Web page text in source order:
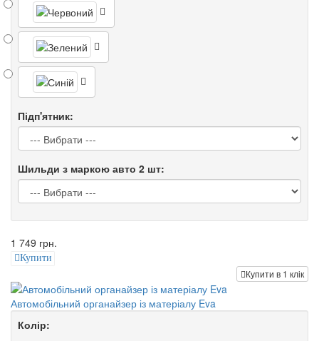
Підп'ятник:
Шильди з маркою авто 2 шт:
1 749 грн.
Купити
Купити в 1 клік
Автомобільний органайзер із матеріалу Eva
Колір: